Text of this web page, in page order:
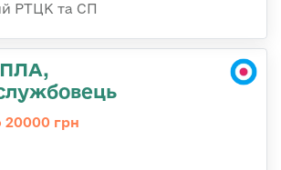
РТЦК та СП
20000 грн